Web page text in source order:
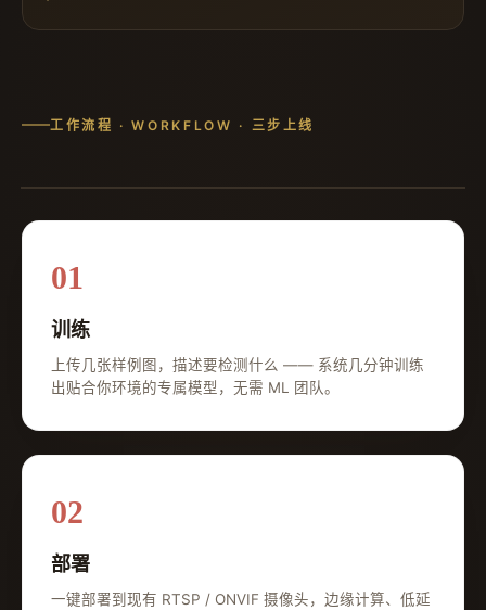
工作流程 · WORKFLOW · 三步上线
01
训练
上传几张样例图，描述要检测什么 —— 系统几分钟训练
出贴合你环境的专属模型，无需 ML 团队。
02
部署
一键部署到现有 RTSP / ONVIF 摄像头，边缘计算、低延